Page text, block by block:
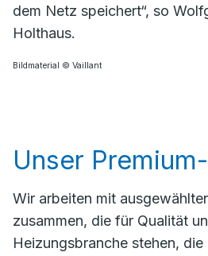
dem Netz speichert“, so
Holthaus.
Bildmaterial © Vaillant
Unser
Wir arbeiten mit
zusammen, die für Qualität
Heizungsbranche stehen,